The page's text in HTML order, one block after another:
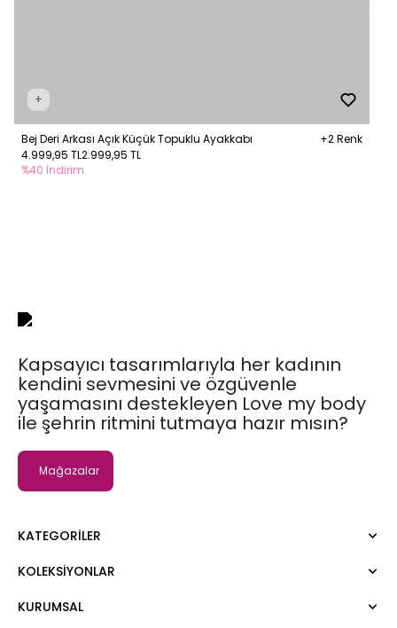
+
Bej Deri Arkası Açık Küçük Topuklu Ayakkabı
+2 Renk
4.999,95 TL2.999,95 TL
%40 İndirim
Kapsayıcı tasarımlarıyla her kadının
kendini sevmesini ve özgüvenle
yaşamasını destekleyen Love my body
ile şehrin ritmini tutmaya hazır mısın?
Mağazalar
KATEGORILER
Elbise
KOLEKSIYONLAR
Moda Tutkusu
KURUMSAL